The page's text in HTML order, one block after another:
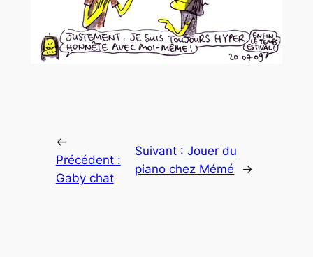
←
Précédent :
Gaby chat
Suivant :Jouer du
piano chez Mémé
→